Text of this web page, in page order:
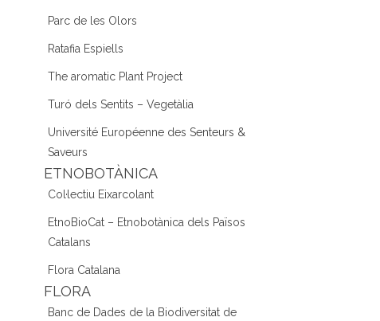
Parc de les Olors
Ratafia Espiells
The aromatic Plant Project
Turó dels Sentits – Vegetàlia
Université Européenne des Senteurs &
Saveurs
ETNOBOTÀNICA
Col·lectiu Eixarcolant
EtnoBioCat – Etnobotànica dels Països
Catalans
Flora Catalana
FLORA
Banc de Dades de la Biodiversitat de